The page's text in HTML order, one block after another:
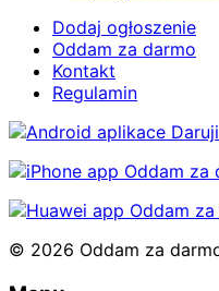
Dodaj ogłoszenie
Oddam za darmo
Kontakt
Regulamin
© 2026 Oddam za